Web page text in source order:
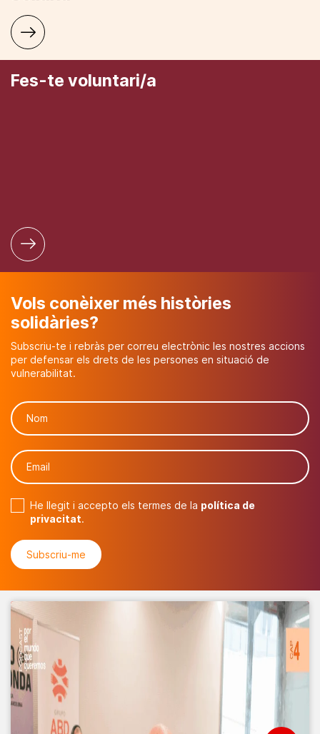
Fes-te voluntari/a
Vols conèixer més històries
solidàries?
Subscriu-te i rebràs per correu electrònic les nostres accions
per defensar els drets de les persones en situació de
vulnerabilitat.
He llegit i accepto els termes de la política de
privacitat.